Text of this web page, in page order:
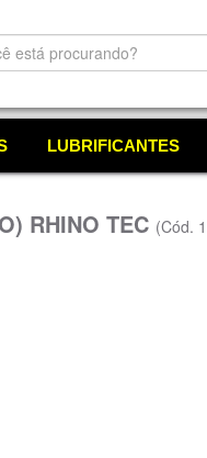
LUBRIFICANTES
RHINO TEC (Cód.